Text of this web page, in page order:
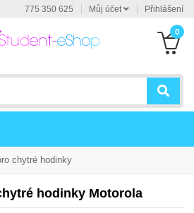
775 350 625 Můj účet Přihlášení
0
chytré hodinky
hodinky Motorola